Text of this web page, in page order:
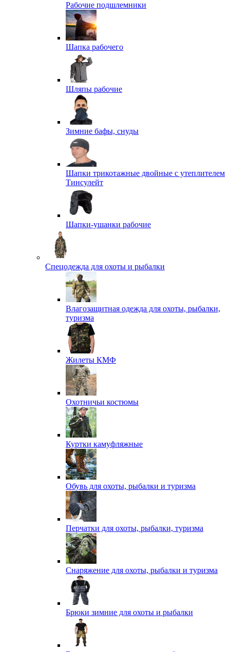
Рабочие подшлемники
Шапка рабочего
Шляпы рабочие
Зимние бафы, снуды
Шапки трикотажные двойные с утеплителем
Тинсулейт
Шапки-ушанки рабочие
Спецодежда для охоты и рыбалки
Влагозащитная одежда для охоты, рыбалки,
туризма
Жилеты КМФ
Охотничьи костюмы
Куртки камуфляжные
Обувь для охоты, рыбалки и туризма
Перчатки для охоты, рыбалки, туризма
Снаряжение для охоты, рыбалки и туризма
Брюки зимние для охоты и рыбалки